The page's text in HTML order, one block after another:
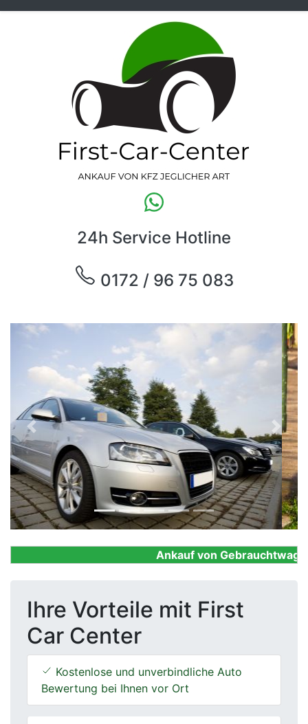
24h Service Hotline
0172 / 96 75 083
Previous Next
Ankauf von
Ihre Vorteile mit First
Car Center
Kostenlose und unverbindliche Auto
Bewertung bei Ihnen vor Ort